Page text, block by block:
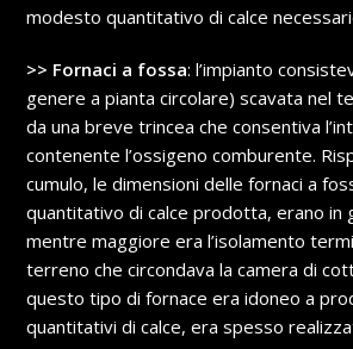
modesto quantitativo di calce
>> Fornaci a fossa: l’impianto
genere a pianta circolare) scavata nel
da una breve trincea che consentiva
contenente l’ossigeno comburente.
cumulo, le dimensioni delle fornaci a
quantitativo di calce prodotta, erano in
mentre maggiore era l’isolamento
terreno che circondava la camera di
questo tipo di fornace era idoneo a
quantitativi di calce, era spesso